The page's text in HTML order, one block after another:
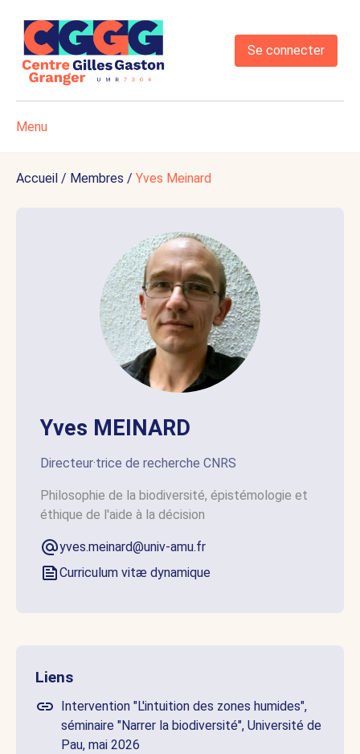
Se connecter
Menu
Accueil / Membres / Yves Meinard
Yves MEINARD
Directeur·trice de recherche CNRS
Philosophie de la biodiversité, épistémologie et
éthique de l'aide à la décision
yves.meinard@univ-amu.fr
Curriculum vitæ dynamique
Liens
Intervention "L'intuition des zones humides",
séminaire "Narrer la biodiversité", Université de
Pau, mai 2026